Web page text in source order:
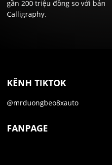
gần 200 triệu đồng so với bản
Calligraphy.
KÊNH TIKTOK
@mrduongbeo8xauto
FANPAGE